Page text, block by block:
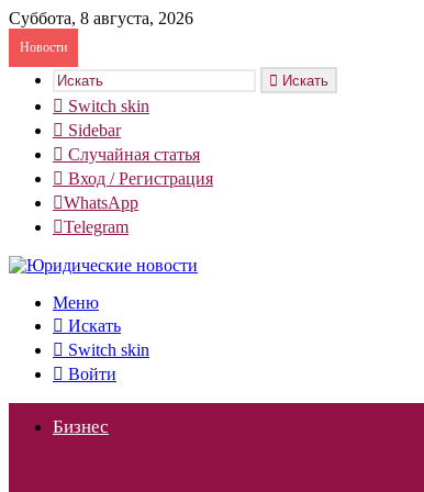
Суббота, 8 августа, 2026
Новости
Искать
Switch skin
Sidebar
Случайная статья
Вход / Регистрация
WhatsApp
Telegram
Меню
Искать
Switch skin
Войти
Бизнес